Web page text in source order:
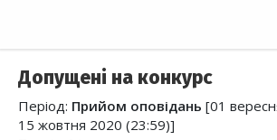
Допущені на конкурс
Період: Прийом оповідань [01
15 жовтня 2020 (23:59)]